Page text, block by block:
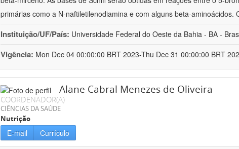
primárias como a N-naftiletilenodiamina e com alguns beta-aminoácidos.
Instituição/UF/País: Universidade Federal do Oeste da Bahia - BA -
Vigência: Mon Dec 04 00:00:00 BRT 2023-Thu Dec 31 00:00:00 BRT
Alane Cabral Menezes de Oliveira
COORDENADOR(A)
CIÊNCIAS DA SAÚDE
Nutrição
E-mail Currículo